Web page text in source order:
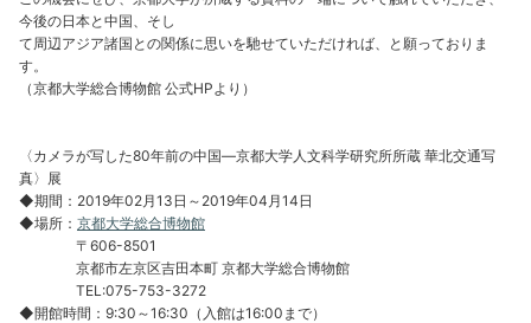
今後の日本と中国、そし
て周辺アジア諸国との関係に思いを馳せていただければ、と願っておりま
す。
（京都大学総合博物館 公式HPより）
〈カメラが写した80年前の中国―京都大学人文科学研究所所蔵 華北交通写
真〉展
◆期間：2019年02月13日～2019年04月14日
◆場所： 京都大学総合博物館
〒606-8501
京都市左京区吉田本町 京都大学総合博物館
TEL:075-753-3272
◆開館時間：9:30～16:30（入館は16:00まで）